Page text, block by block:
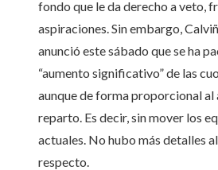
fondo que le da derecho a veto,
aspiraciones. Sin embargo,
anunció este sábado que se ha
“aumento significativo” de las
aunque de forma proporcional al
reparto. Es decir, sin mover los
actuales. No hubo más detalles al
respecto.